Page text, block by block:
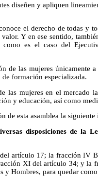
diseñen y apliquen
el derecho de todas y
Y en ese sentido,
es el caso del
de las mujeres únicamente
formación especializada.
las mujeres en el mercado
y educación, así como
de esta asamblea la
disposiciones de la
artículo 17; la fracción IV
XI del artículo 34; y
y Hombres, para quedar